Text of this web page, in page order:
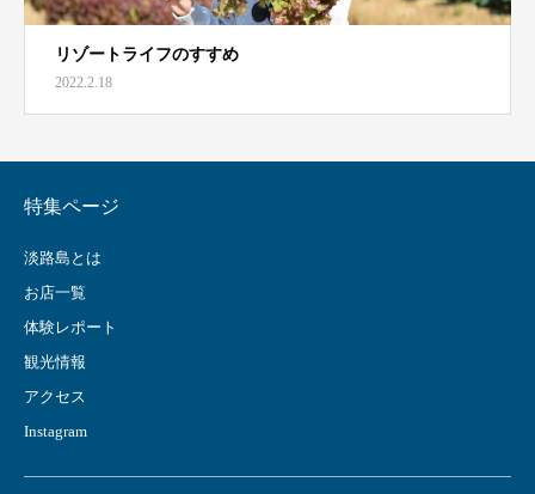
リゾートライフのすすめ
2022.2.18
特集ページ
淡路島とは
お店一覧
体験レポート
観光情報
アクセス
Instagram